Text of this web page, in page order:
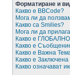
Форматиране и
Какво е BBCode?
Мога ли да
Какво са Smilies?
Мога ли да
Какво е
Какво е
Какво е Важна
Какво е
Какво означават